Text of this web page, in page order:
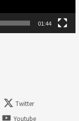
01:44
Twitter
Youtube